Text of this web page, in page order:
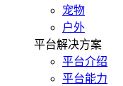
宠物
户外
平台解决方案
平台介绍
平台能力